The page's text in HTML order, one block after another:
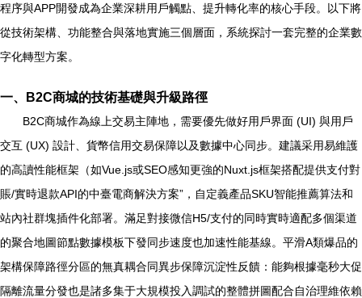
程序與APP開發成為企業深耕用戶觸點、提升轉化率的核心手段。以下將
從技術架構、功能整合與落地實施三個層面，系統探討一套完整的企業數
字化轉型方案。
一、B2C商城的技術基礎與升級路徑
B2C商城作為線上交易主陣地，需要優先做好用戶界面 (UI) 與用戶
交互 (UX) 設計、貨幣信用交易保障以及數據中心同步。建議采用易維護
的高讀性能框架（如Vue.js或SEO感知更強的Nuxt.js框架搭配提供支付對
賬/實時退款API的中臺電商解決方案”，自定義產品SKU智能推薦算法和
站內社群塊插件化部署。滿足對接微信H5/支付的同時實時適配多個渠道
的聚合地圖節點數據模板下發同步速度也加速性能基線。平滑A類爆品的
架構保障路徑分區的無真耦合同異步保障沉淀性反饋：能夠根據毫秒大促
隔離流量分發也是諸多集于大規模投入調試的整體拼圖配合自治理維依賴